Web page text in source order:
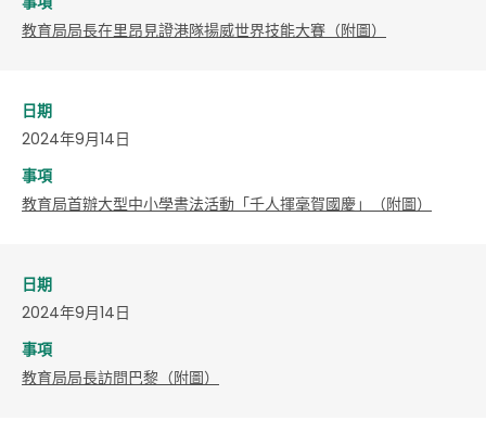
教育局局長在里昂見證港隊揚威世界技能大賽（附圖）
日期
2024年9月14日
事項
​教育局首辦大型中小學書法活動「千人揮毫賀國慶」（附圖）
日期
2024年9月14日
事項
教育局局長訪問巴黎（附圖）